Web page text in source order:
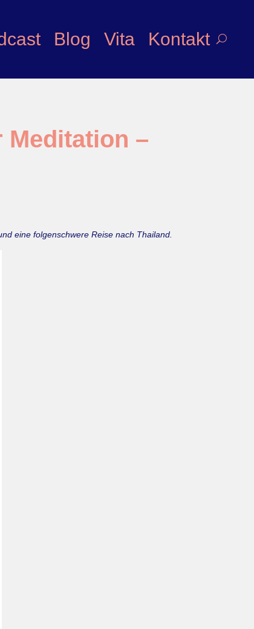
Blog Vita Kontakt
Meditation –
eine folgenschwere Reise nach Thailand.